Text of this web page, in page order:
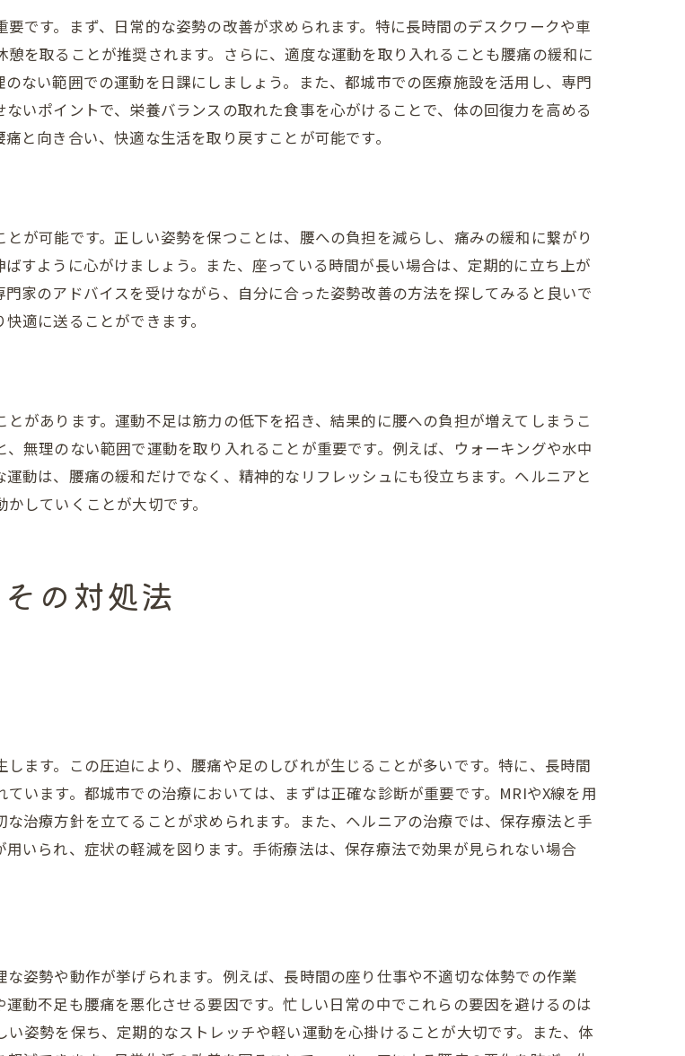
です。まず、日常的な姿勢の改善が求められます。特に長時間のデスクワークや車
を取ることが推奨されます。さらに、適度な運動を取り入れることも腰痛の緩和に
ない範囲での運動を日課にしましょう。また、都城市での医療施設を活用し、専門
いポイントで、栄養バランスの取れた食事を心がけることで、体の回復力を高める
と向き合い、快適な生活を取り戻すことが可能です。
が可能です。正しい姿勢を保つことは、腰への負担を減らし、痛みの緩和に繋がり
すように心がけましょう。また、座っている時間が長い場合は、定期的に立ち上が
家のアドバイスを受けながら、自分に合った姿勢改善の方法を探してみると良いで
適に送ることができます。
があります。運動不足は筋力の低下を招き、結果的に腰への負担が増えてしまうこ
無理のない範囲で運動を取り入れることが重要です。例えば、ウォーキングや水中
動は、腰痛の緩和だけでなく、精神的なリフレッシュにも役立ちます。ヘルニアと
していくことが大切です。
の対処法
ます。この圧迫により、腰痛や足のしびれが生じることが多いです。特に、長時間
います。都城市での治療においては、まずは正確な診断が重要です。MRIやX線を用
治療方針を立てることが求められます。また、ヘルニアの治療では、保存療法と手
いられ、症状の軽減を図ります。手術療法は、保存療法で効果が見られない場合
姿勢や動作が挙げられます。例えば、長時間の座り仕事や不適切な体勢での作業
動不足も腰痛を悪化させる要因です。忙しい日常の中でこれらの要因を避けるのは
姿勢を保ち、定期的なストレッチや軽い運動を心掛けることが大切です。また、体